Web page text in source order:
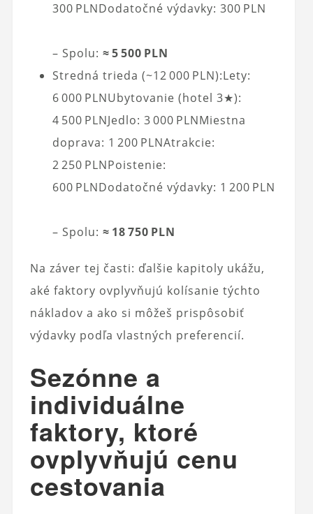
300 PLNDodatočné výdavky: 300 PLN
– Spolu: ≈ 5 500 PLN
Stredná trieda (~12 000 PLN):Lety:
6 000 PLNUbytovanie (hotel 3★):
4 500 PLNJedlo: 3 000 PLNMiestna
doprava: 1 200 PLNAtrakcie:
2 250 PLNPoistenie:
600 PLNDodatočné výdavky: 1 200 PLN
– Spolu: ≈ 18 750 PLN
Na záver tej časti: ďalšie kapitoly ukážu,
aké faktory ovplyvňujú kolísanie týchto
nákladov a ako si môžeš prispôsobiť
výdavky podľa vlastných preferencií.
Sezónne a
individuálne
faktory, ktoré
ovplyvňujú cenu
cestovania